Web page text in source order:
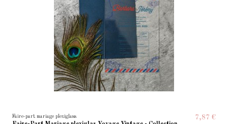
Faire-part mariage plexiglass 7,87 €